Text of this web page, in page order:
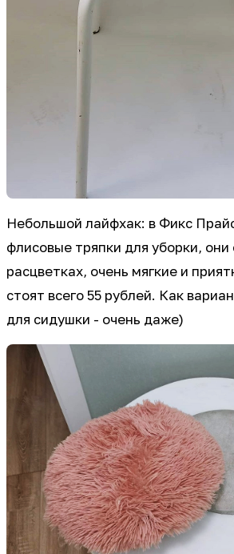
Небольшой лайфхак: в Фикс
флисовые тряпки для уборки, они
расцветках, очень мягкие и
стоят всего 55 рублей. Как
для сидушки - очень даже)